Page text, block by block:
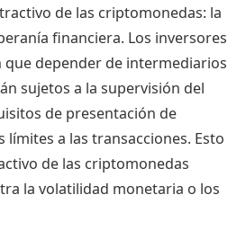
de las criptomonedas: la
financiera. Los inversores
depender de intermediarios
sujetos a la supervisión del
de presentación de
límites a las transacciones. Esto
de las criptomonedas
la volatilidad monetaria o los